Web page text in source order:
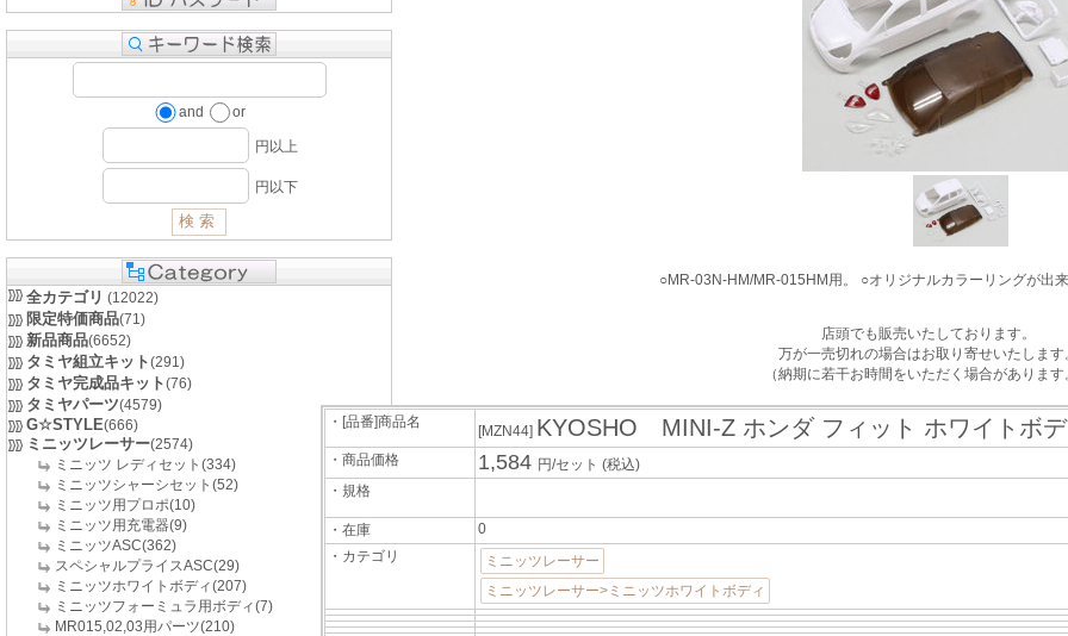
and or
円以上
円以下
全カテゴリ (12022)
限定特価商品(71)
新品商品(6652)
タミヤ組立キット(291)
タミヤ完成品キット(76)
タミヤパーツ(4579)
G☆STYLE(666)
ミニッツレーサー(2574)
ミニッツ レディセット(334)
ミニッツシャーシセット(52)
ミニッツ用プロポ(10)
ミニッツ用充電器(9)
ミニッツASC(362)
スペシャルプライスASC(29)
ミニッツホワイトボディ(207)
ミニッツフォーミュラ用ボディ(7)
MR015,02,03用パーツ(210)
○MR-03N-HM/MR-015HM用。 ○オリジナルカラーリングが出来
店頭でも販売いたしております。
万が一売切れの場合はお取り寄せいたします
（納期に若干お時間をいただく場合があります
・[品番]商品名
[MZN44] KYOSHO MINI-Z ホンダ フィット ホワイトボデ
・商品価格 1,584 円/セット (税込)
・規格
・在庫
0
・カテゴリ
ミニッツレーサー
ミニッツレーサー>ミニッツホワイトボディ